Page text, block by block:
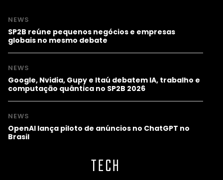
NEWS
SP2B reúne pequenos negócios e empresas
globais no mesmo debate
NEWS
Google, Nvidia, Gupy e Itaú debatem IA, trabalho e
computação quântica no SP2B 2026
NEWS
OpenAI lança piloto de anúncios no ChatGPT no
Brasil
TECH